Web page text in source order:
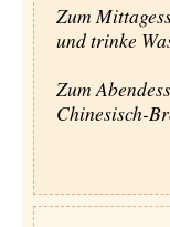
Zum
und trinke
Zum
Chinesisch-